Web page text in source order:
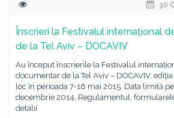
30
Înscrieri la Festivalul internațional
de la Tel Aviv – DOCAVIV
Au început înscrierile la Festivalul
documentar de la Tel Aviv – DOCAVIV,
loc în perioada 7-16 mai 2015. Data limită
decembrie 2014. Regulamentul,
detalii